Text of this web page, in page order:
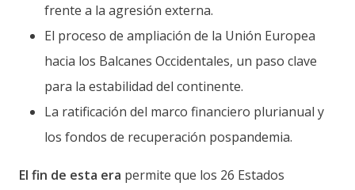
frente a la agresión externa.
El proceso de ampliación de la Unión Europea
hacia los Balcanes Occidentales, un paso clave
para la estabilidad del continente.
La ratificación del marco financiero plurianual y
los fondos de recuperación pospandemia.
El fin de esta era permite que los 26 Estados